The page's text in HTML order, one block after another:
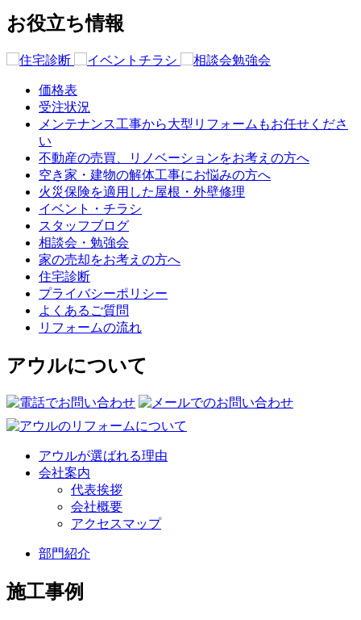
お役立ち情報
価格表
受注状況
メンテナンス工事から大型リフォームもお任せくださ
い
不動産の売買、リノベーションをお考えの方へ
空き家・建物の解体工事にお悩みの方へ
火災保険を適用した屋根・外壁修理
イベント・チラシ
スタッフブログ
相談会・勉強会
家の売却をお考えの方へ
住宅診断
プライバシーポリシー
よくあるご質問
リフォームの流れ
アウルについて
アウルが選ばれる理由
会社案内
代表挨拶
会社概要
アクセスマップ
部門紹介
施工事例